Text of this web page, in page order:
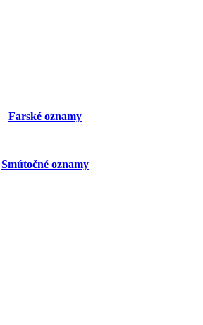
Farské oznamy
Smútočné oznamy